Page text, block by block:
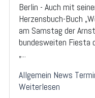
Berlin - Auch mit
Herzensbuch-Buch
am Samstag der
bundesweiten Fiesta
„...
Allgemein News
Weiterlesen